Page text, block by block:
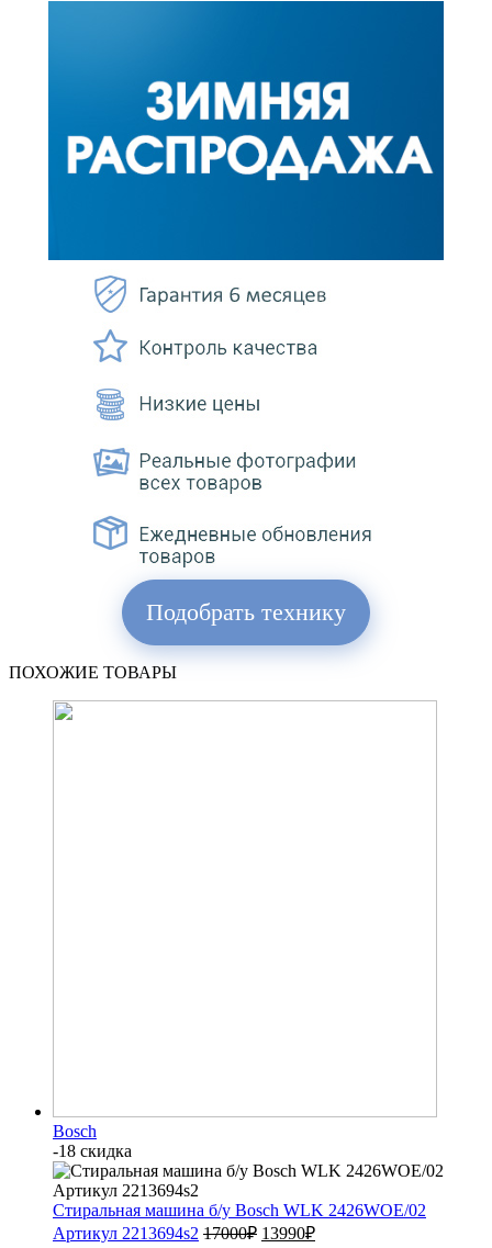
Подобрать технику
ПОХОЖИЕ ТОВАРЫ
Bosch
-18 скидка
Стиральная машина б/у Bosch WLK 2426WOE/02
Артикул 2213694s2 17000₽ 13990₽